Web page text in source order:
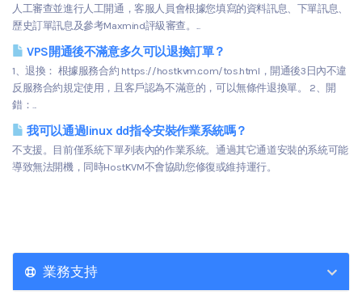
人工審查並進行人工開通，客服人員會根據您填寫的資料訊息、下單訊息、
歷史訂單訊息及參考Maxmind評級審查。...
VPS開通後不滿意多久可以退換訂單？
1、退換： 根據服務合約 https://hostkvm.com/tos.html，開通後3日內不違
反服務合約規定使用，且客戶認為不滿意的，可以無條件退換單。 2、開
錯：...
我可以通過linux dd指令安裝作業系統嗎？
不支援。目前僅系統下單列表內的作業系統。通過其它通道安裝的系統可能
導致無法開機，同時HostKVM不會協助您修復或維持運行。
業務支持